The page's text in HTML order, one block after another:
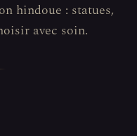
hindoue : statues,
avec soin.